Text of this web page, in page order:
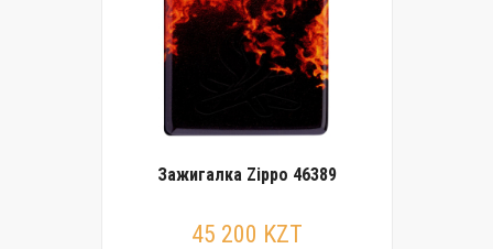
Зажигалка Zippo 46389
45 200 KZT